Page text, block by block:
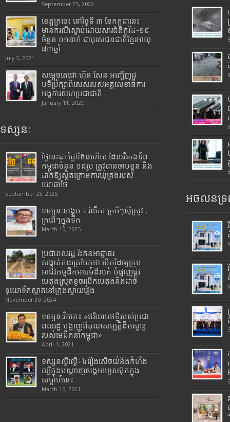
September 25, 2022
ខេត្តក្រចេះ នៅថ្ងៃទី ៣ ខែកក្កដានេះ
មានករណីស្លាប់ដោយសារជំងឺកូវីដ-១៩
ចំនួន ០១នាក់ ជាបុរសជនជាតិខ្មែរអាយុ
៨៣ឆ្នាំ
July 3, 2021
សម្តេចតេជោ ហ៊ុន សែន អញ្ជើញជួ
បទីប្រឹក្សាពិសេសរបស់អគ្គលេខាធិការ
អង្គការសហប្រជាជាតិ
January 11, 2020
ទស្សនៈ
ថ្ងៃនេះជា ថ្ងៃទី៥៨ហើយ ដែលវីរកងទ័ព
កម្ពុជាចំនួន ១៨រូប ត្រូវបានចាប់ខ្លួន និង
ដាក់ឱ្យស្ថិតក្រោមការឃុំគ្រងរបស់
យោធាថៃ
September 25, 2025
ទស្សនៈសង្គម ៖ រំលឹក! ក្របីៗស៊ីស្រូវ ,
ក្រពើៗក្នុងទឹក
March 16, 2025
ប្រជាពលរដ្ឋ រិះគន់អាជ្ញាធរ
សង្កាត់គយត្របែកថា បើកដៃឲ្យក្រុម
អាជីវកម្មដឹកអាចម៍ដីលក់ បំផ្លាញផ្លូវ
បេតុងស្រុតខូចរបើកបេតុងនិងដាច់
ទុយោទឹកស្អាតនៅក្រុងស្វាយរៀង
November 30, 2024
ទស្សនៈវិភាគ៖ «ឥរិយាបថថ្មីរបស់ប្រជា
ពលរដ្ឋ បង្ហាញពីគុណសម្បត្តិដ៏អស្ចារ្យ
របស់មេដឹកនាំកម្ពុជា»
April 1, 2021
ទស្សនល្ងីល្ងើ÷៤រឿងសើចយំនិងកំហឹង
ល្បីក្នុងបណ្តាញសង្គមហ្វេសប៊ុកក្នុង
សប្តាហ៍នេះ
March 16, 2021
អចលនទ្រ